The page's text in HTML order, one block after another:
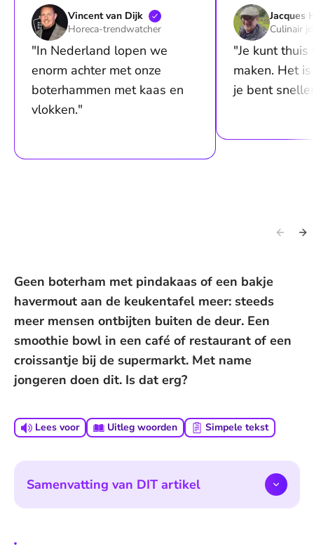
Vincent van Dijk
Horeca-trendwatcher
"In Nederland lopen we
enorm achter met onze
boterhammen met kaas en
vlokken."
Jacques
Culinair
"Je kunt thuis
maken. Het
je bent
Geen boterham met pindakaas of een bakje
havermout aan de keukentafel meer: steeds
meer mensen ontbijten buiten de deur. Een
smoothie bowl in een café of restaurant of een
croissantje bij de supermarkt. Met name
jongeren doen dit. Is dat erg?
Lees voor Uitleg woorden Simpele tekst
Samenvatting van DIT artikel